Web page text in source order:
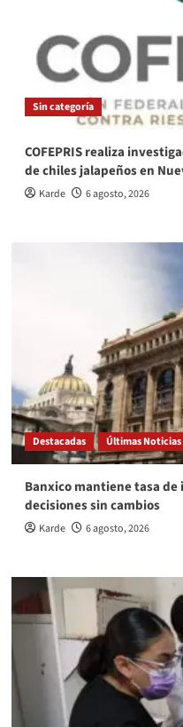
Sin categoría
COFEPRIS realiza
de chiles jalapeños en
Karde 6 agosto, 2026
Destacadas Últimas Noticias
Banxico mantiene tasa
decisiones sin cambios
Karde 6 agosto, 2026